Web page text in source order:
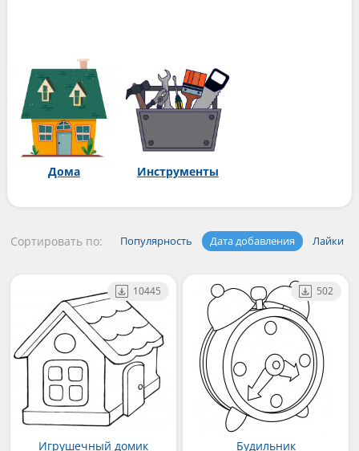
Дома Инструменты
Сортировать по: Популярность Дата добавления Лайки
Игрушечный домик
10445
Будильник
502